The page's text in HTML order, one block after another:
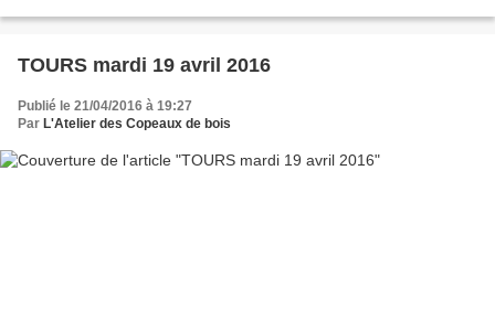
TOURS mardi 19 avril 2016
Publié le 21/04/2016 à 19:27
Par L'Atelier des Copeaux de bois